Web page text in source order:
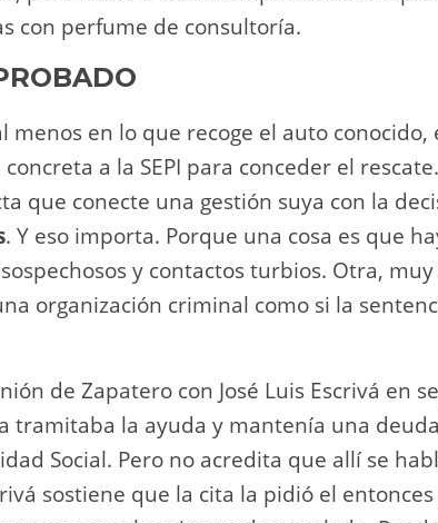
con perfume de consultoría.
menos en lo que recoge el auto conocido,
a la SEPI para conceder el
que conecte una gestión suya con la
. Y eso importa. Porque una cosa es que
y contactos turbios. Otra,
organización criminal como si la
de Zapatero con José Luis Escrivá en
tramitaba la ayuda y mantenía una
Social. Pero no acredita que allí se
sostiene que la cita la pidió el